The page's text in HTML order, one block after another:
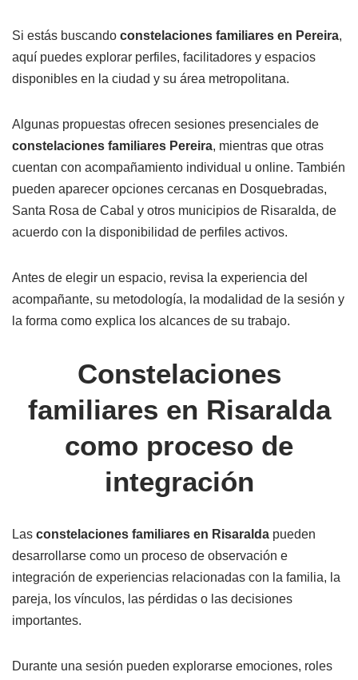
Si estás buscando constelaciones familiares en Pereira,
aquí puedes explorar perfiles, facilitadores y espacios
disponibles en la ciudad y su área metropolitana.
Algunas propuestas ofrecen sesiones presenciales de
constelaciones familiares Pereira, mientras que otras
cuentan con acompañamiento individual u online. También
pueden aparecer opciones cercanas en Dosquebradas,
Santa Rosa de Cabal y otros municipios de Risaralda, de
acuerdo con la disponibilidad de perfiles activos.
Antes de elegir un espacio, revisa la experiencia del
acompañante, su metodología, la modalidad de la sesión y
la forma como explica los alcances de su trabajo.
Constelaciones
familiares en Risaralda
como proceso de
integración
Las constelaciones familiares en Risaralda pueden
desarrollarse como un proceso de observación e
integración de experiencias relacionadas con la familia, la
pareja, los vínculos, las pérdidas o las decisiones
importantes.
Durante una sesión pueden explorarse emociones, roles